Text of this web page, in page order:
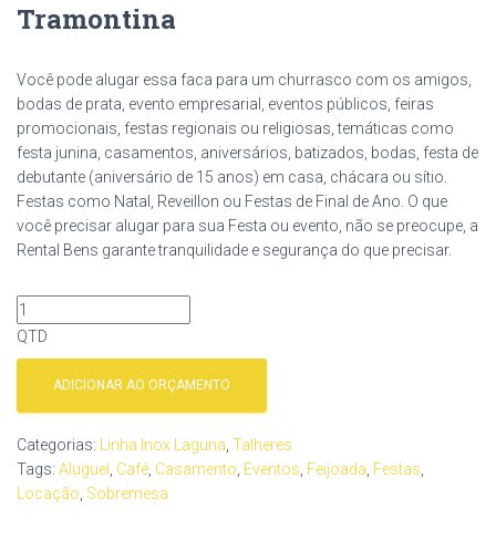
Tramontina
Você pode alugar essa faca para um churrasco com os amigos,
bodas de prata, evento empresarial, eventos públicos, feiras
promocionais, festas regionais ou religiosas, temáticas como
festa junina, casamentos, aniversários, batizados, bodas, festa de
debutante (aniversário de 15 anos) em casa, chácara ou sítio.
Festas como Natal, Reveillon ou Festas de Final de Ano. O que
você precisar alugar para sua Festa ou evento, não se preocupe, a
Rental Bens garante tranquilidade e segurança do que precisar.
QTD
ADICIONAR AO ORÇAMENTO
Categorias: Linha Inox Laguna Talheres
Tags: Aluguel Café Casamento Eventos Feijoada Festas
Locação Sobremesa